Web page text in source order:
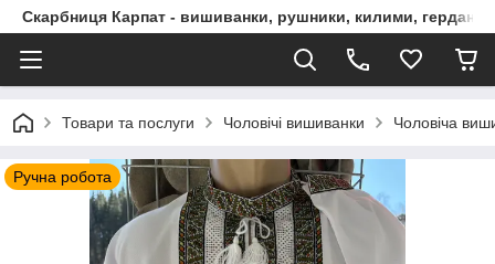
Скарбниця Карпат - вишиванки, рушники, килими, гердани,
Товари та послуги Чоловічі вишиванки Чоловіча
Ручна робота